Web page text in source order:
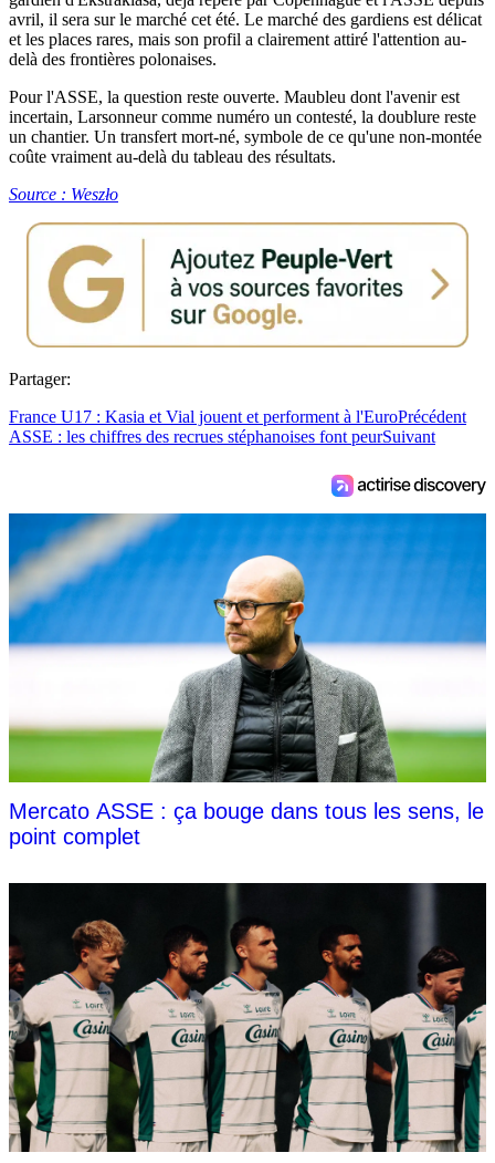
avril, il sera sur le marché cet été. Le marché des gardiens est délicat
et les places rares, mais son profil a clairement attiré l'attention au-
delà des frontières polonaises.
Pour l'ASSE, la question reste ouverte. Maubleu dont l'avenir est
incertain, Larsonneur comme numéro un contesté, la doublure reste
un chantier. Un transfert mort-né, symbole de ce qu'une non-montée
coûte vraiment au-delà du tableau des résultats.
Source : Weszło
Partager:
France U17 : Kasia et Vial jouent et performent à l'EuroPrécédent
ASSE : les chiffres des recrues stéphanoises font peurSuivant
Mercato ASSE : ça bouge dans tous les sens, le
point complet